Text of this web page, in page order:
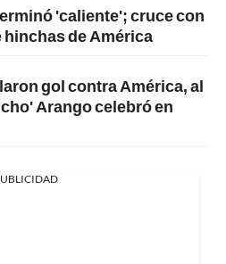
'caliente'; cruce con
hinchas de América
gol contra América, al
Arango celebró en